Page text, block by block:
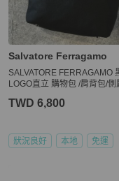
Salvatore Ferragamo
SALVATORE FERRAGAMO
LOGO直立 購物包 /肩背包/側
TWD 6,800
狀況良好 本地 免運